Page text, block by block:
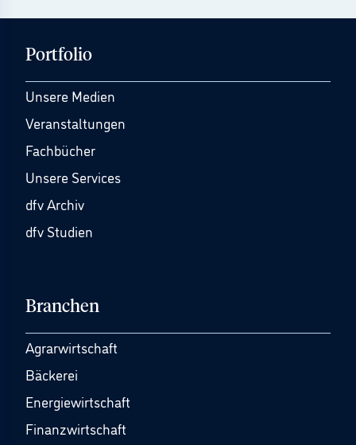
Portfolio
Unsere Medien
Veranstaltungen
Fachbücher
Unsere Services
dfv Archiv
dfv Studien
Branchen
Agrarwirtschaft
Bäckerei
Energiewirtschaft
Finanzwirtschaft